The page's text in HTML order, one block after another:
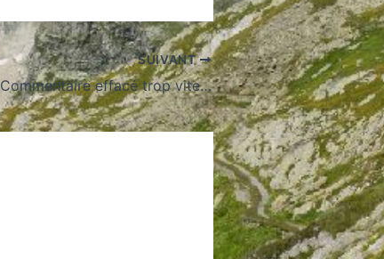
SUIVANT
Commentaire effacé trop vite…